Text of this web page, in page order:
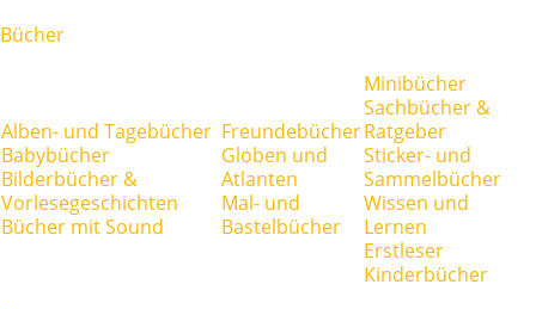
Bücher
Alben- und Tagebücher
Babybücher
Bilderbücher &
Vorlesegeschichten
Bücher mit Sound
Freundebücher
Globen und
Atlanten
Mal- und
Bastelbücher
Minibücher
Sachbücher &
Ratgeber
Sticker- und
Sammelbücher
Wissen und
Lernen
Erstleser
Kinderbücher